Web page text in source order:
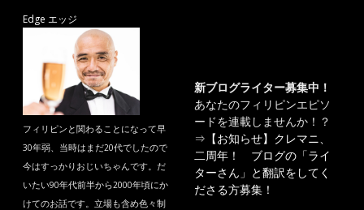
Edge エッジ
フィリピンと関わることになって早
30年弱、当時はまだ20代でしたので
今はすっかりおじいちゃんです。だ
いたい90年代前半から2000年頃にか
けてのお話です。立場も含め色々制
新ブログライター募集中！
あなたのフィリピンエピソ
ードを連載しませんか！？
⇒ 【お知らせ】クレマニ、
二周年！ ブログの「ライ
ターさん」と翻訳をしてく
ださる方募集！